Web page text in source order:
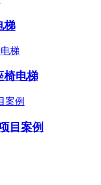
梯
椅电梯
目案例